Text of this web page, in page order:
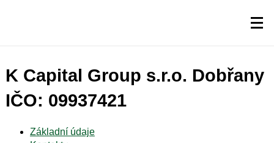
K Capital Group s.r.o. Dobřany
IČO: 09937421
Základní údaje